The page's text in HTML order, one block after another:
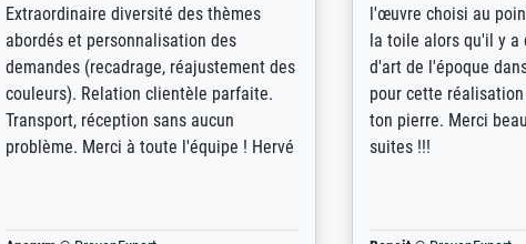
erstaunt. Diese Drucke haben all´meine
Erwartungen übertroffen. Desgleichen
der Ablauf der Bestellung. Grosses
Kompliment.
desastreus. De
sloeg nergens op. Er
aangebeld en niet
voorziene dag. Er
duidelijke informatie
er dan met het